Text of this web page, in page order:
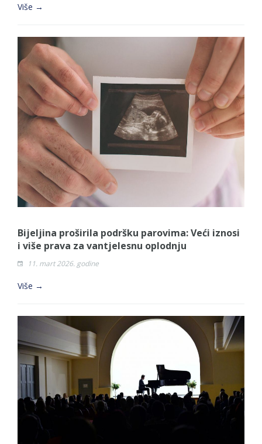
Više →
Bijeljina proširila podršku parovima: Veći iznosi
i više prava za vantjelesnu oplodnju
11. mart 2026. godine
Više →